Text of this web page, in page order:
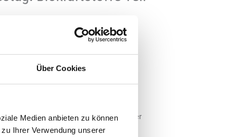
Über Cookies
Medien anbieten zu können
Ihrer Verwendung unserer
Biokraftstoffen und ermöglicht
sagt Elmar Baumann, Geschäftsführer